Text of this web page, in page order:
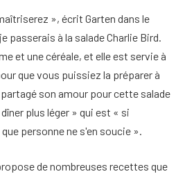
», écrit Garten dans le
passerais à la salade Charlie Bird.
et une céréale, et elle est servie à
que vous puissiez la préparer à
son amour pour cette salade
plus léger » qui est « si
personne ne s'en soucie ».
de nombreuses recettes que